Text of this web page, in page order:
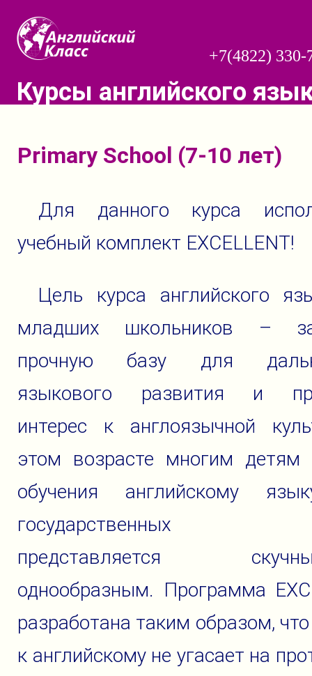
Курсы английского
+7(4822) 330-
Primary School (7-10 лет)
Для данного курса
учебный комплект EXCELLENT!
Цель курса английского
младших школьников –
прочную базу для
языкового развития и
интерес к англоязычной
этом возрасте многим детям
обучения английскому
государственных
представляется
однообразным. Программа
разработана таким образом,
к английскому не угасает на